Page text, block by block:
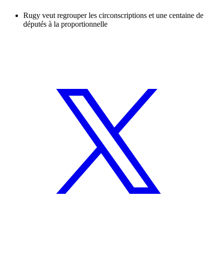
Rugy veut regrouper les circonscriptions et une centaine de
députés à la proportionnelle